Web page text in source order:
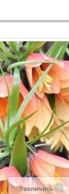
Увеличить